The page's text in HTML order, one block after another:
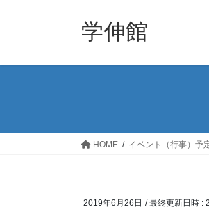
学伸館
HOME イベント（行事）予
2019年6月26日 / 最終更新日時 :